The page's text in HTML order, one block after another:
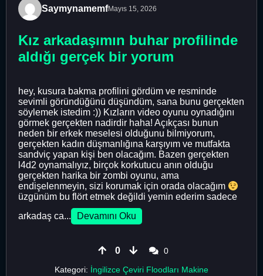
SaymynamemfMayıs 15, 2026
Kız arkadaşımın buhar profilinde
aldığı gerçek bir yorum
hey, kusura bakma profilini gördüm ve resminde
sevimli göründüğünü düşündüm, sana bunu gerçekten
söylemek istedim :)) Kızların video oyunu oynadığını
görmek gerçekten nadirdir haha! Açıkçası bunun
neden bir erkek meselesi olduğunu bilmiyorum,
gerçekten kadın düşmanlığına karşıyım ve mutfakta
sandviç yapan kişi ben olacağım. Bazen gerçekten
l4d2 oynamalıyız, birçok korkutucu anın olduğu
gerçekten harika bir zombi oyunu, ama
endişelenmeyin, sizi korumak için orada olacağım
üzgünüm bu flört etmek değildi yemin ederim sadece
arkadaş ca...
Devamını Oku
0
0
Kategori: İngilizce Çeviri Floodları Makine